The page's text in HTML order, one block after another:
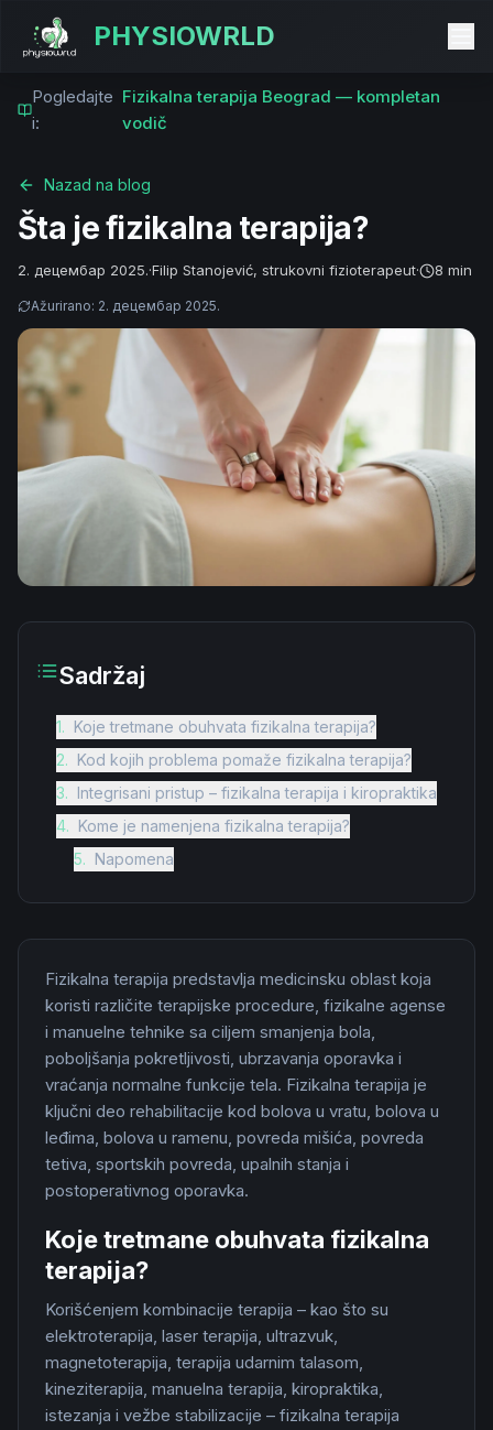
PHYSIOWRLD
Pogledajte
i:
Fizikalna terapija Beograd — kompletan
vodič
Nazad na blog
Šta je fizikalna terapija?
2. децембар 2025.·Filip Stanojević, strukovni fizioterapeut· 8 min
Ažurirano: 2. децембар 2025.
Sadržaj
1. Koje tretmane obuhvata fizikalna terapija?
2. Kod kojih problema pomaže fizikalna terapija?
3. Integrisani pristup – fizikalna terapija i kiropraktika
4. Kome je namenjena fizikalna terapija?
5. Napomena
Fizikalna terapija predstavlja medicinsku oblast koja
koristi različite terapijske procedure, fizikalne agense
i manuelne tehnike sa ciljem smanjenja bola,
poboljšanja pokretljivosti, ubrzavanja oporavka i
vraćanja normalne funkcije tela. Fizikalna terapija je
ključni deo rehabilitacije kod bolova u vratu, bolova u
leđima, bolova u ramenu, povreda mišića, povreda
tetiva, sportskih povreda, upalnih stanja i
postoperativnog oporavka.
Koje tretmane obuhvata fizikalna
terapija?
Korišćenjem kombinacije terapija – kao što su
elektroterapija, laser terapija, ultrazvuk,
magnetoterapija, terapija udarnim talasom,
kineziterapija, manuelna terapija, kiropraktika,
istezanja i vežbe stabilizacije – fizikalna terapija